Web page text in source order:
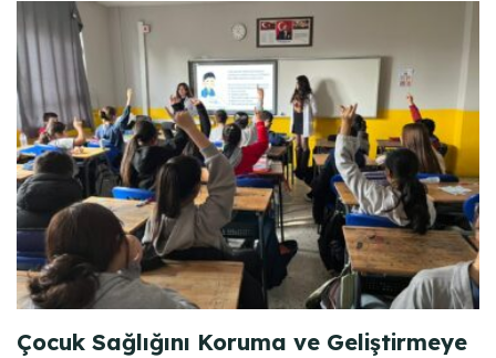
Çocuk Sağlığını Koruma ve Geliştirmeye